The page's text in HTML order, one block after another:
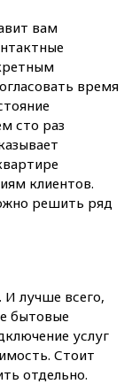
вам
время
сто раз
клиентов.
решить ряд
лучше всего,
бытовые
услуг
Стоит
отдельно.